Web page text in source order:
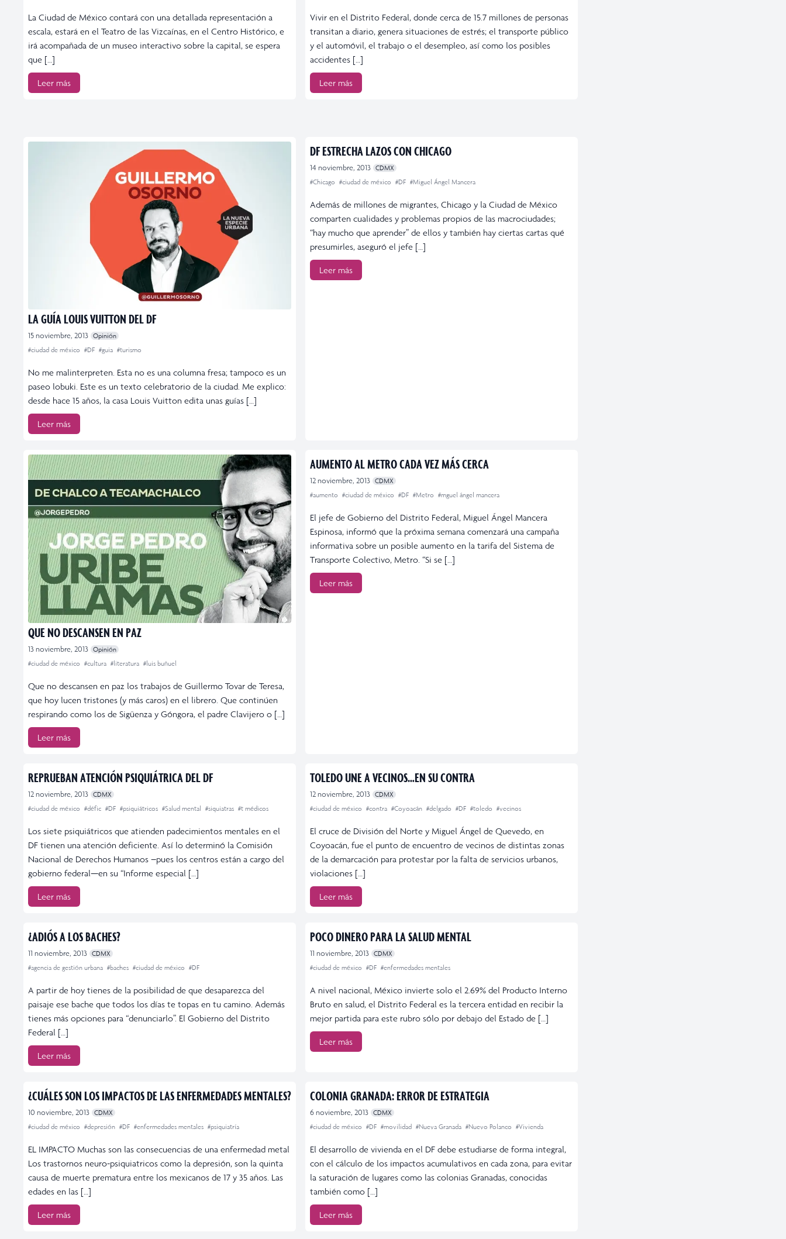
La Ciudad de México contará con una detallada representación a
escala, estará en el Teatro de las Vizcaínas, en el Centro Histórico, e
irá acompañada de un museo interactivo sobre la capital, se espera
que […]
Leer más
Vivir en el Distrito Federal, donde cerca de 15.7 millones de personas
transitan a diario, genera situaciones de estrés; el transporte público
y el automóvil, el trabajo o el desempleo, así como los posibles
accidentes […]
Leer más
LA GUÍA LOUIS VUITTON DEL DF
15 noviembre, 2013 Opinión
#ciudad de méxico #DF #guia #turismo
No me malinterpreten. Esta no es una columna fresa; tampoco es un
paseo lobuki. Este es un texto celebratorio de la ciudad. Me explico:
desde hace 15 años, la casa Louis Vuitton edita unas guías […]
Leer más
DF ESTRECHA LAZOS CON CHICAGO
14 noviembre, 2013 CDMX
#Chicago #ciudad de méxico #DF #Miguel Ángel Mancera
Además de millones de migrantes, Chicago y la Ciudad de México
comparten cualidades y problemas propios de las macrociudades;
“hay mucho que aprender” de ellos y también hay ciertas cartas qué
presumirles, aseguró el jefe […]
Leer más
QUE NO DESCANSEN EN PAZ
13 noviembre, 2013 Opinión
#ciudad de méxico #cultura #literatura #luis buñuel
Que no descansen en paz los trabajos de Guillermo Tovar de Teresa,
que hoy lucen tristones (y más caros) en el librero. Que continúen
respirando como los de Sigüenza y Góngora, el padre Clavijero o […]
Leer más
AUMENTO AL METRO CADA VEZ MÁS CERCA
12 noviembre, 2013 CDMX
#aumento #ciudad de méxico #DF #Metro #mguel ángel mancera
El jefe de Gobierno del Distrito Federal, Miguel Ángel Mancera
Espinosa, informó que la próxima semana comenzará una campaña
informativa sobre un posible aumento en la tarifa del Sistema de
Transporte Colectivo, Metro. “Si se […]
Leer más
REPRUEBAN ATENCIÓN PSIQUIÁTRICA DEL DF
12 noviembre, 2013 CDMX
#ciudad de méxico #défic #DF #psiquiátricos #Salud mental #siquiatras #t médicos
Los siete psiquiátricos que atienden padecimientos mentales en el
DF tienen una atención deficiente. Así lo determinó la Comisión
Nacional de Derechos Humanos –pues los centros están a cargo del
gobierno federal—en su “Informe especial […]
Leer más
TOLEDO UNE A VECINOS…EN SU CONTRA
12 noviembre, 2013 CDMX
#ciudad de méxico #contra #Coyoacán #delgado #DF #toledo #vecinos
El cruce de División del Norte y Miguel Ángel de Quevedo, en
Coyoacán, fue el punto de encuentro de vecinos de distintas zonas
de la demarcación para protestar por la falta de servicios urbanos,
violaciones […]
Leer más
¿ADIÓS A LOS BACHES?
11 noviembre, 2013 CDMX
#agencia de gestión urbana #baches #ciudad de méxico #DF
A partir de hoy tienes de la posibilidad de que desaparezca del
paisaje ese bache que todos los días te topas en tu camino. Además
tienes más opciones para “denunciarlo”. El Gobierno del Distrito
Federal […]
Leer más
POCO DINERO PARA LA SALUD MENTAL
11 noviembre, 2013 CDMX
#ciudad de méxico #DF #enfermedades mentales
A nivel nacional, México invierte solo el 2.69% del Producto Interno
Bruto en salud, el Distrito Federal es la tercera entidad en recibir la
mejor partida para este rubro sólo por debajo del Estado de […]
Leer más
¿CUÁLES SON LOS IMPACTOS DE LAS ENFERMEDADES MENTALES?
10 noviembre, 2013 CDMX
#ciudad de méxico #depresión #DF #enfermedades mentales #psiquiatría
EL IMPACTO Muchas son las consecuencias de una enfermedad metal
Los trastornos neuro-psiquiatricos como la depresión, son la quinta
causa de muerte prematura entre los mexicanos de 17 y 35 años. Las
edades en las […]
Leer más
COLONIA GRANADA: ERROR DE ESTRATEGIA
6 noviembre, 2013 CDMX
#ciudad de méxico #DF #movilidad #Nueva Granada #Nuevo Polanco #Vivienda
El desarrollo de vivienda en el DF debe estudiarse de forma integral,
con el cálculo de los impactos acumulativos en cada zona, para evitar
la saturación de lugares como las colonias Granadas, conocidas
también como […]
Leer más